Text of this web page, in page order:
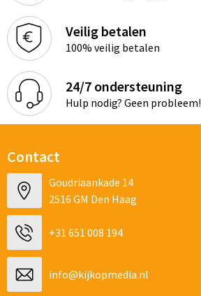
Veilig betalen
100% veilig betalen
24/7 ondersteuning
Hulp nodig? Geen probleem!
Contact
Goudriaankade 14
2516 GM Den Haag
+31 651 008 194
info@kijkopmedia.nl